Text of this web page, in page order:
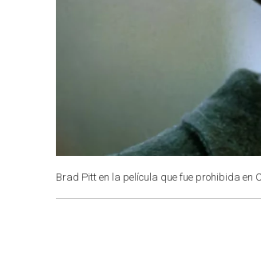
Brad Pitt en la película que fue prohibida en